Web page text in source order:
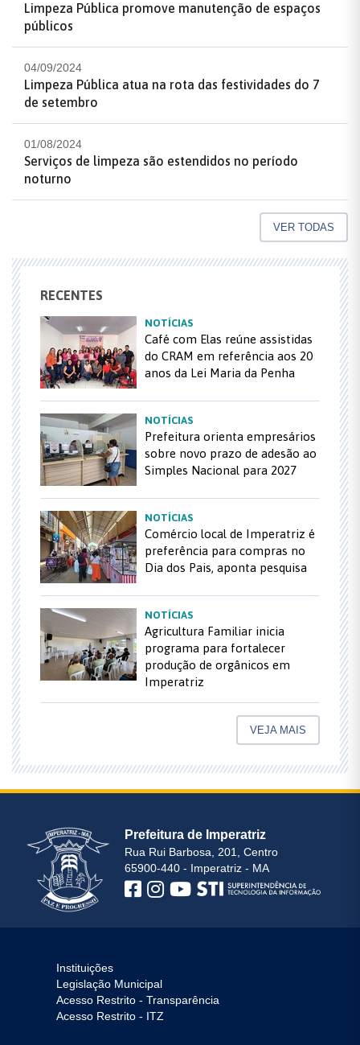
Limpeza Pública promove manutenção de espaços
públicos
04/09/2024
Limpeza Pública atua na rota das festividades do 7
de setembro
01/08/2024
Serviços de limpeza são estendidos no período
noturno
VER TODAS
RECENTES
NOTÍCIAS
Café com Elas reúne assistidas
do CRAM em referência aos 20
anos da Lei Maria da Penha
NOTÍCIAS
Prefeitura orienta empresários
sobre novo prazo de adesão ao
Simples Nacional para 2027
NOTÍCIAS
Comércio local de Imperatriz é
preferência para compras no
Dia dos Pais, aponta pesquisa
NOTÍCIAS
Agricultura Familiar inicia
programa para fortalecer
produção de orgânicos em
Imperatriz
VEJA MAIS
Prefeitura de Imperatriz
Rua Rui Barbosa, 201, Centro
65900-440 - Imperatriz - MA
Instituições
Legislação Municipal
Acesso Restrito - Transparência
Acesso Restrito - ITZ